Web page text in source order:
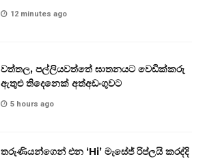
12 minutes ago
වත්තල, පල්ලියවත්තේ ඝාතනයට වෙඩික්කරු
ඇතුළු තිදෙනෙක් අත්අඩංගුවට
5 hours ago
තරුණියන්ගෙන් එන ‘Hi’ මැසේජ් රිප්ලයි කරද්දි